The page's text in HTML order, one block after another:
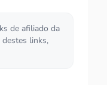
de afiliado da
links,